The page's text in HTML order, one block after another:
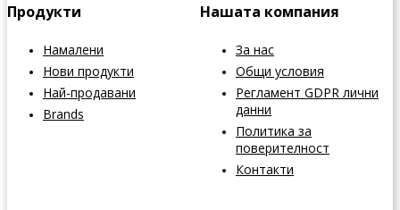
Продукти
Намалени
Нови продукти
Най-продавани
Brands
Нашата компания
За нас
Общи условия
Регламент GDPR лични
данни
Политика за
поверителност
Контакти